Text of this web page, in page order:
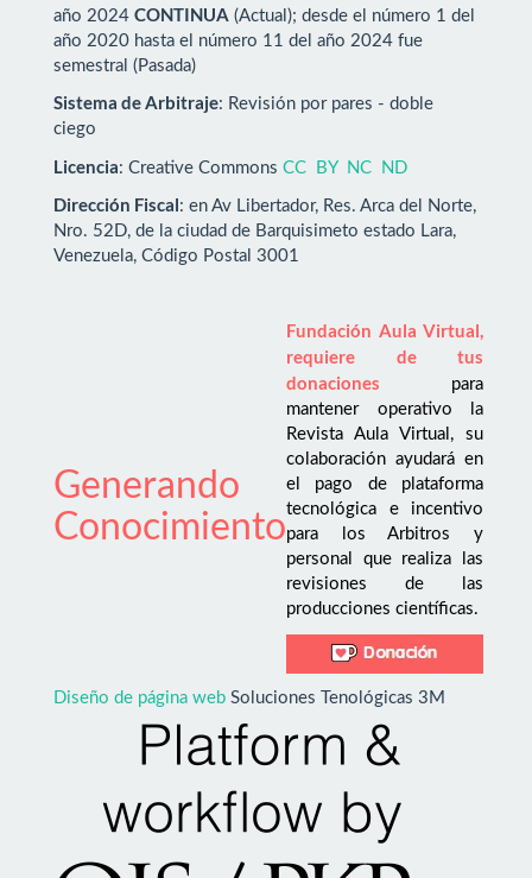
año 2024 CONTINUA (Actual); desde el número 1 del
año 2020 hasta el número 11 del año 2024 fue
semestral (Pasada)
Sistema de Arbitraje: Revisión por pares - doble
ciego
Licencia: Creative Commons CC BY NC ND
Dirección Fiscal: en Av Libertador, Res. Arca del Norte,
Nro. 52D, de la ciudad de Barquisimeto estado Lara,
Venezuela, Código Postal 3001
Generando
Conocimiento
Fundación Aula Virtual,
requiere de tus
donaciones
para
mantener operativo la
Revista Aula Virtual, su
colaboración ayudará en
el pago de plataforma
tecnológica e incentivo
para los Arbitros y
personal que realiza las
revisiones de las
producciones científicas.
Diseño de página web Soluciones Tenológicas 3M